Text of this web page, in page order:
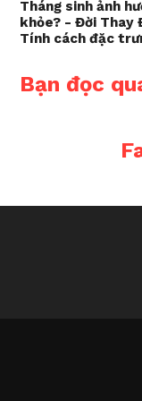
Tháng sinh ảnh
khỏe? - Đời Thay
Tính cách đặc
Bạn đọc